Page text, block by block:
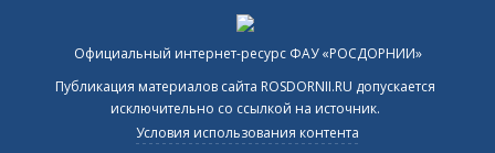
Официальный интернет-ресурс ФАУ «РОСДОРНИИ»
Публикация материалов сайта ROSDORNII.RU допускается
исключительно со ссылкой на источник.
Условия использования контента